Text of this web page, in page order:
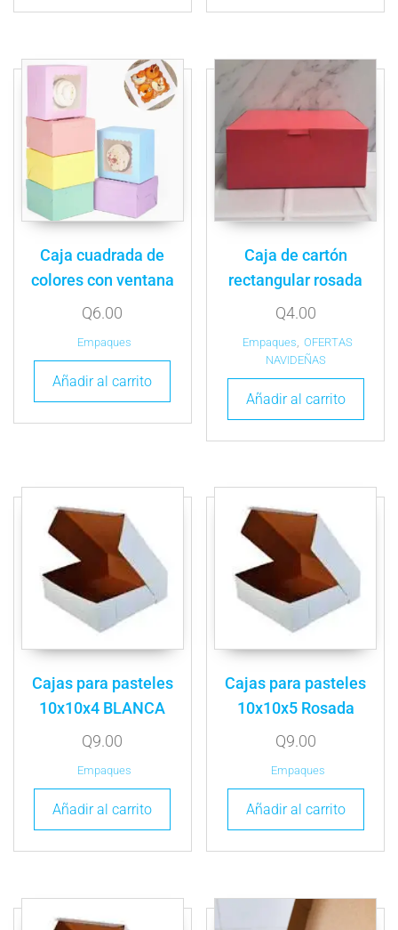
Caja cuadrada de
colores con ventana
Q6.00
Empaques
Añadir al carrito
Caja de cartón
rectangular rosada
Q4.00
Empaques
OFERTAS
NAVIDEÑAS
Añadir al carrito
Cajas para pasteles
10x10x4 BLANCA
Q9.00
Empaques
Añadir al carrito
Cajas para pasteles
10x10x5 Rosada
Q9.00
Empaques
Añadir al carrito